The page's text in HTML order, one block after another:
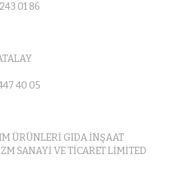
01 86
40 05
ÜRÜNLERİ GIDA İNŞAAT
SANAYİ VE TİCARET LİMİTED